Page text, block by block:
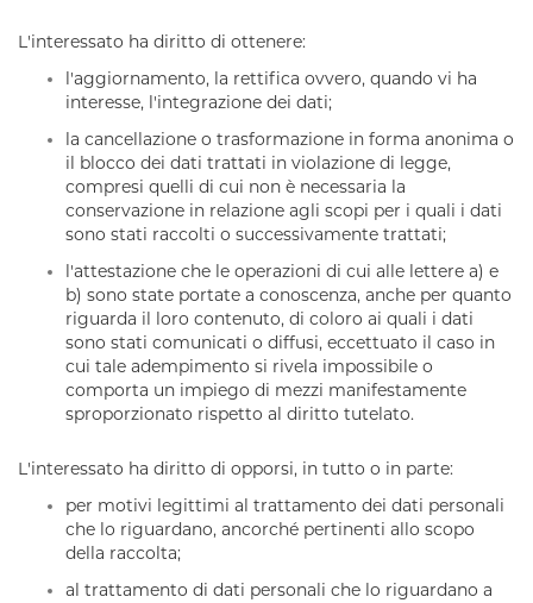
L'interessato ha diritto di ottenere:
l'aggiornamento, la rettifica ovvero, quando vi ha
interesse, l'integrazione dei dati;
la cancellazione o trasformazione in forma anonima o
il blocco dei dati trattati in violazione di legge,
compresi quelli di cui non è necessaria la
conservazione in relazione agli scopi per i quali i dati
sono stati raccolti o successivamente trattati;
l'attestazione che le operazioni di cui alle lettere a) e
b) sono state portate a conoscenza, anche per quanto
riguarda il loro contenuto, di coloro ai quali i dati
sono stati comunicati o diffusi, eccettuato il caso in
cui tale adempimento si rivela impossibile o
comporta un impiego di mezzi manifestamente
sproporzionato rispetto al diritto tutelato.
L'interessato ha diritto di opporsi, in tutto o in parte:
per motivi legittimi al trattamento dei dati personali
che lo riguardano, ancorché pertinenti allo scopo
della raccolta;
al trattamento di dati personali che lo riguardano a